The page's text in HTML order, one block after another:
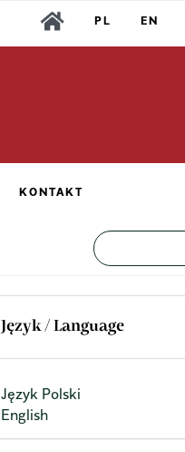
PL EN
KONTAKT
Język / Language
Język Polski
English